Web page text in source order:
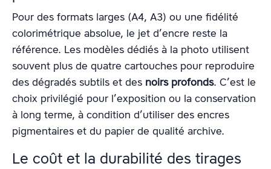
Pour des formats larges (A4, A3) ou une fidélité
colorimétrique absolue, le jet d’encre reste la
référence. Les modèles dédiés à la photo utilisent
souvent plus de quatre cartouches pour reproduire
des dégradés subtils et des noirs profonds. C’est le
choix privilégié pour l’exposition ou la conservation
à long terme, à condition d’utiliser des encres
pigmentaires et du papier de qualité archive.
Le coût et la durabilité des tirages